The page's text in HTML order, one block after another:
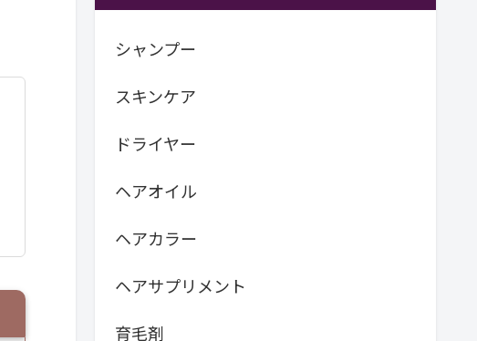
シャンプー
スキンケア
ドライヤー
ヘアオイル
ヘアカラー
ヘアサプリメント
育毛剤